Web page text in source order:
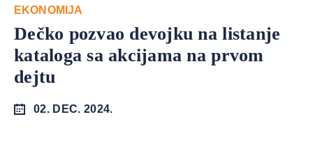
EKONOMIJA
Dečko pozvao devojku na listanje
kataloga sa akcijama na prvom
dejtu
02. DEC. 2024.